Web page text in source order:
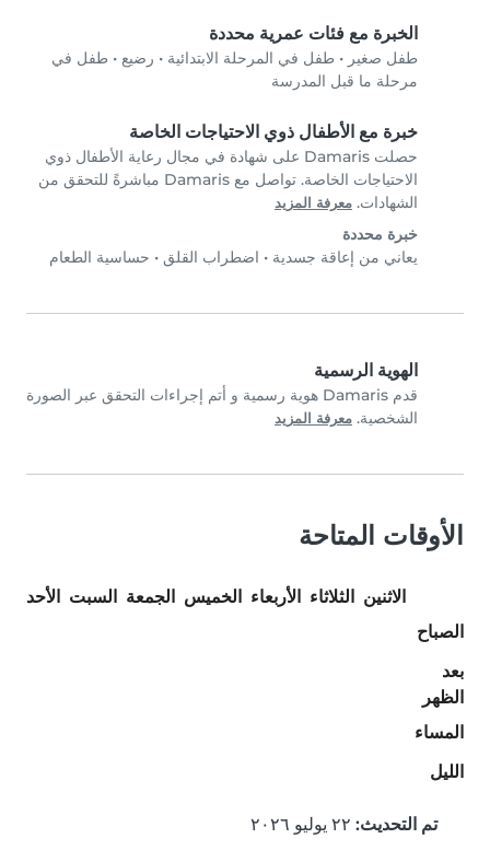
الخبرة مع فئات عمرية محددة
طفل صغير • طفل في المرحلة الابتدائية • رضيع • طفل في
مرحلة ما قبل المدرسة
خبرة مع الأطفال ذوي الاحتياجات الخاصة
حصلت Damaris على شهادة في مجال رعاية الأطفال ذوي
الاحتياجات الخاصة. تواصل مع Damaris مباشرةً للتحقق من
الشهادات. معرفة المزيد
خبرة محددة
يعاني من إعاقة جسدية • اضطراب القلق • حساسية الطعام
الهوية الرسمية
قدم Damaris هوية رسمية و أتم إجراءات التحقق عبر الصورة
الشخصية. معرفة المزيد
الأوقات المتاحة
الاثنين الثلاثاء الأربعاء الخميس الجمعة السبت
الأحد
الصباح
بعد
الظهر
المساء
الليل
تم التحديث: